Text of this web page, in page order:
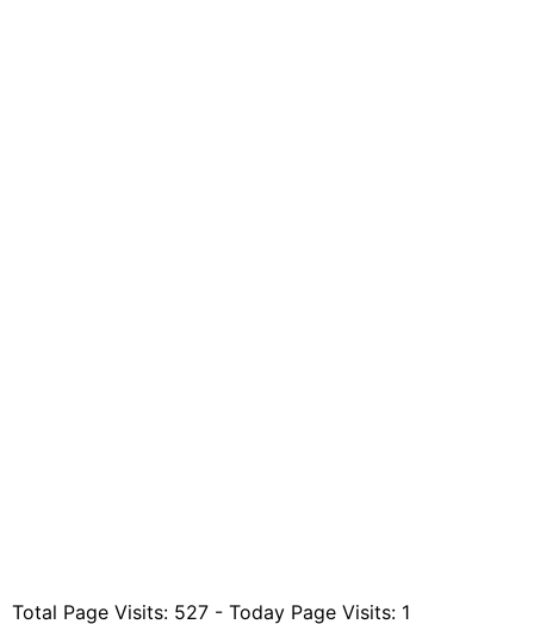
Total Page Visits: 527 - Today Page Visits: 1